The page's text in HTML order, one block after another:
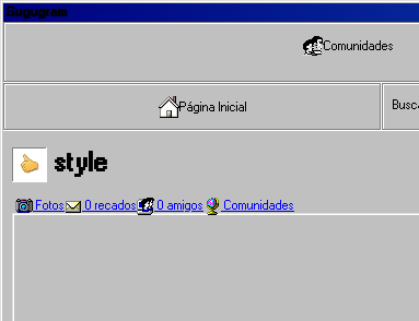
Gugugram
Página Inicial
Comunidades
style
Fotos 0 recados 0 amigos Comunidades